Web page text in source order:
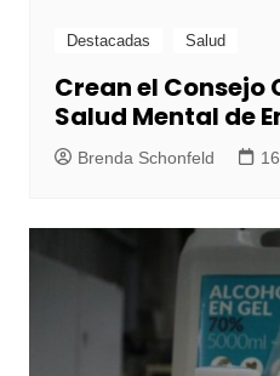
Destacadas Salud
Crean el Consejo
Salud Mental de
Brenda Schonfeld